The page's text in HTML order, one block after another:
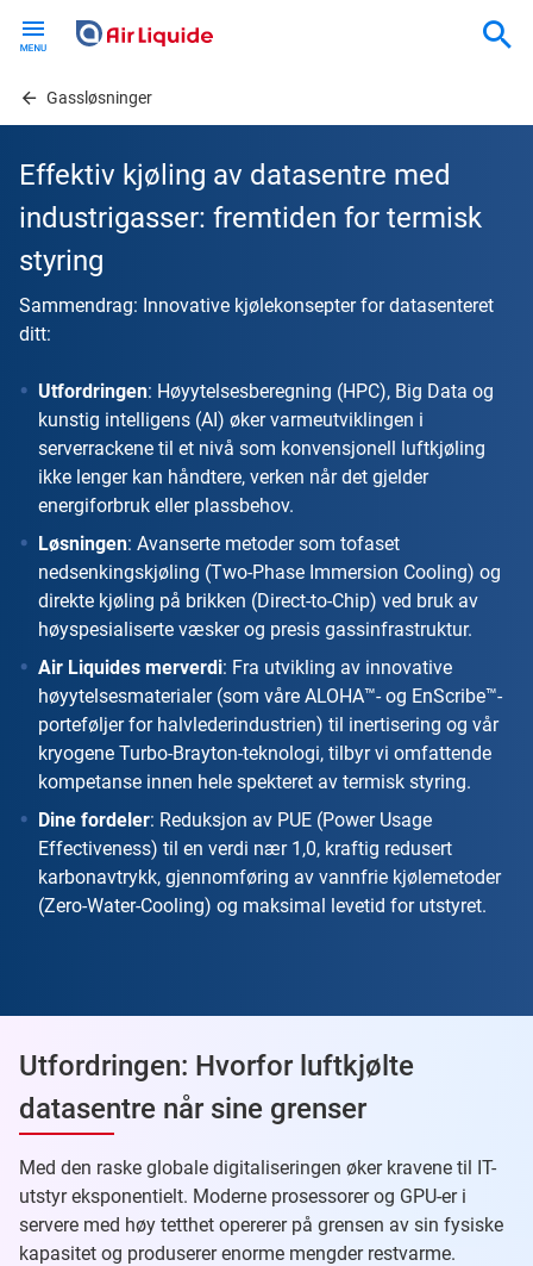
contentGassløsninger
Effektiv kjøling av datasentre med
industrigasser: fremtiden for termisk
styring
Sammendrag: Innovative kjølekonsepter for datasenteret
ditt:
Utfordringen: Høyytelsesberegning (HPC), Big Data og
kunstig intelligens (AI) øker varmeutviklingen i
serverrackene til et nivå som konvensjonell luftkjøling
ikke lenger kan håndtere, verken når det gjelder
energiforbruk eller plassbehov.
Løsningen: Avanserte metoder som tofaset
nedsenkingskjøling (Two-Phase Immersion Cooling) og
direkte kjøling på brikken (Direct-to-Chip) ved bruk av
høyspesialiserte væsker og presis gassinfrastruktur.
Air Liquides merverdi: Fra utvikling av innovative
høyytelsesmaterialer (som våre ALOHA™- og EnScribe™-
porteføljer for halvlederindustrien) til inertisering og vår
kryogene Turbo-Brayton-teknologi, tilbyr vi omfattende
kompetanse innen hele spekteret av termisk styring.
Dine fordeler: Reduksjon av PUE (Power Usage
Effectiveness) til en verdi nær 1,0, kraftig redusert
karbonavtrykk, gjennomføring av vannfrie kjølemetoder
(Zero-Water-Cooling) og maksimal levetid for utstyret.
Utfordringen: Hvorfor luftkjølte
datasentre når sine grenser
Med den raske globale digitaliseringen øker kravene til IT-
utstyr eksponentielt. Moderne prosessorer og GPU-er i
servere med høy tetthet opererer på grensen av sin fysiske
kapasitet og produserer enorme mengder restvarme.